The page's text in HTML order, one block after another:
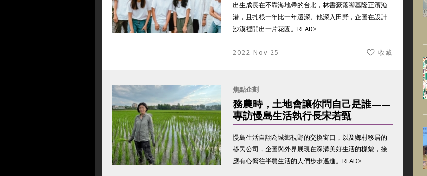
出生成長在不靠海地帶的台北，林書豪落腳基隆正濱漁
港，且扎根一年比一年還深。他深入田野，企圖在設計
沙漠裡開出一片花園。 READ>
2022 Nov 25 收藏
焦點企劃
務農時，土地會讓你問自己是誰——
專訪慢島生活執行長宋若甄
慢島生活自詡為城鄉視野的交換窗口，以及鄉村移居的
移民公司，企圖與外界展現在深溝美好生活的樣貌，接
應有心嚮往半農生活的人們步步邁進。 READ>